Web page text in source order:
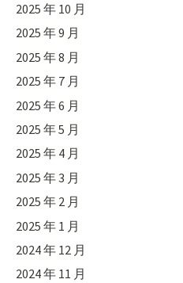
2025 年 10 月
2025 年 9 月
2025 年 8 月
2025 年 7 月
2025 年 6 月
2025 年 5 月
2025 年 4 月
2025 年 3 月
2025 年 2 月
2025 年 1 月
2024 年 12 月
2024 年 11 月